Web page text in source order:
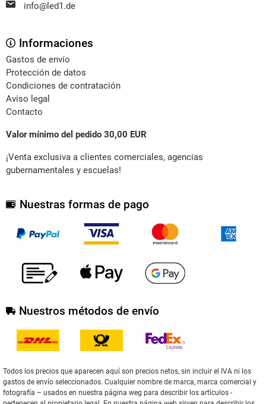
info@led1.de
Informaciones
Gastos de envío
Protección de datos
Condiciones de contratación
Aviso legal
Contacto
Valor mínimo del pedido 30,00 EUR
¡Venta exclusiva a clientes comerciales, agencias
gubernamentales y escuelas!
Nuestras formas de pago
Nuestros métodos de envío
Todos los precios que aparecen aquí son precios netos, sin incluir el IVA ni los
gastos de envío seleccionados. Cualquier nombre de marca, marca comercial y
fotografía – usados en nuestra página weg para describir los artículos -